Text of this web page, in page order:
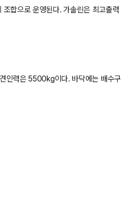
합으로 운영된다. 가솔린은 최고출력
인력은 5500kg이다. 바닥에는 배수구